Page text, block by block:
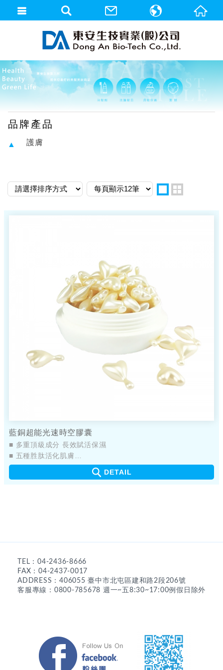
品牌產品
護膚
藍銅超能光速時空膠囊
■ 多重頂級成分 長效賦活保濕
■ 五種胜肽活化肌膚
■ 四大元素 活膚緊實 撫平細紋
■ 頂級護膚配方 輕巧好攜帶
DETAIL
TEL：04-2436-8666
FAX：04-2437-0017
ADDRESS：406055 臺中市北屯區建和路2段206號
客服專線：0800-785678 週一~五8:30~17:00例假日除外
繁體中文
English